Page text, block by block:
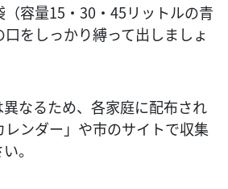
容量15・30・45リットルの青
をしっかり縛って出しましょ
なるため、各家庭に配布され
ンダー」や市のサイトで収集
。